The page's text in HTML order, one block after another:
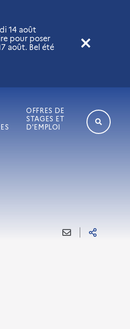
14 août
pour poser
août. Bel été
OFFRES DE
STAGES ET
D'EMPLOI